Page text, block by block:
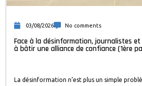
03/08/2026 No comments
Face à la désinformation, journalistes
à bâtir une alliance de confiance (1ère
La désinformation n’est plus un simple